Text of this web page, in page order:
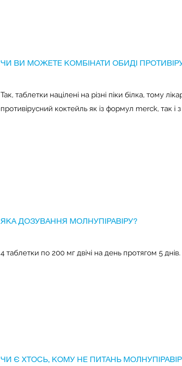
ЧИ ВИ МОЖЕТЕ КОМБІНАТИ ОБИДІ
Так, таблетки націлені на різні піки білка, тому
противірусний коктейль як із формул merck, так і з
ЯКА ДОЗУВАННЯ МОЛНУПІРАВІРУ?
4 таблетки по 200 мг двічі на день протягом 5 днів.
ЧИ Є ХТОСЬ, КОМУ НЕ ПИТАНЬ